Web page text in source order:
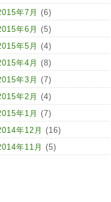
年7月 (6)
年6月 (5)
年5月 (4)
年4月 (8)
年3月 (7)
年2月 (4)
年1月 (7)
年12月 (16)
年11月 (5)